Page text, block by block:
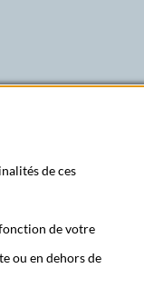
à toutes nos publications
de ces
de votre
ou en dehors de